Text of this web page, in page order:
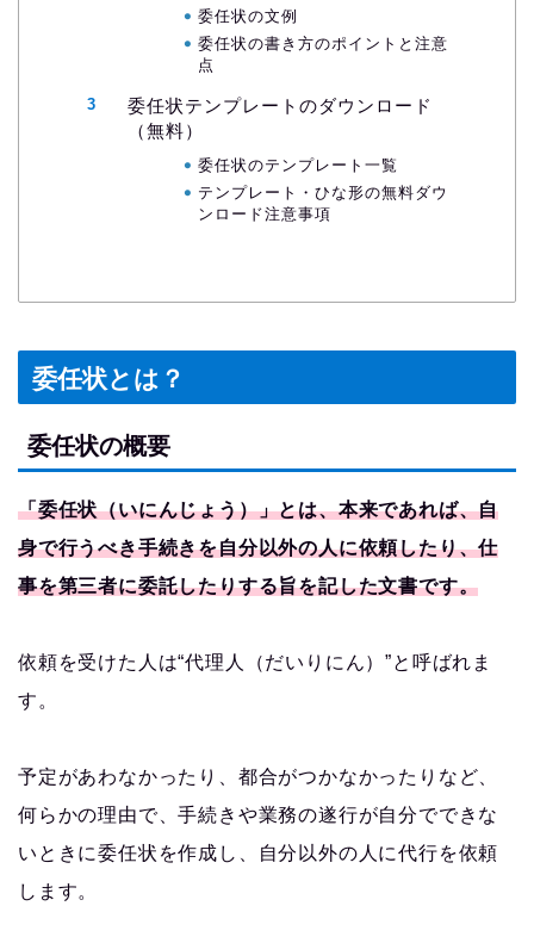
委任状の文例
委任状の書き方のポイントと注意
点
委任状テンプレートのダウンロード
（無料）
委任状のテンプレート一覧
テンプレート・ひな形の無料ダウ
ンロード注意事項
委任状とは？
委任状の概要
「委任状（いにんじょう）」とは、本来であれば、自
身で行うべき手続きを自分以外の人に依頼したり、仕
事を第三者に委託したりする旨を記した文書です。
依頼を受けた人は“代理人（だいりにん）”と呼ばれま
す。
予定があわなかったり、都合がつかなかったりなど、
何らかの理由で、手続きや業務の遂行が自分でできな
いときに委任状を作成し、自分以外の人に代行を依頼
します。